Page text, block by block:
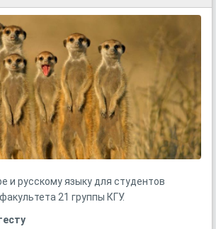
и русскому языку для студентов
21 группы КГУ.